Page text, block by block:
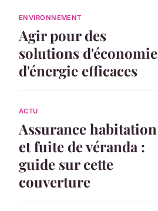
ENVIRONNEMENT
Agir pour des
solutions d'économie
d'énergie efficaces
ACTU
Assurance habitation
et fuite de véranda :
guide sur cette
couverture